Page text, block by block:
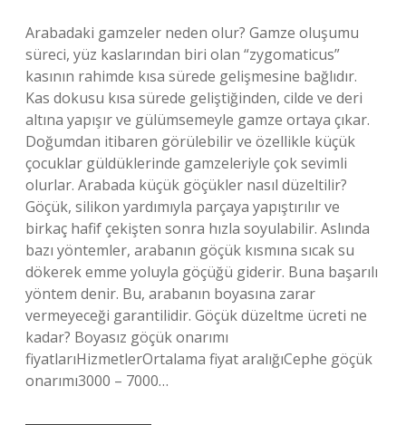
Arabadaki gamzeler neden olur? Gamze oluşumu
süreci, yüz kaslarından biri olan “zygomaticus”
kasının rahimde kısa sürede gelişmesine bağlıdır.
Kas dokusu kısa sürede geliştiğinden, cilde ve deri
altına yapışır ve gülümsemeyle gamze ortaya çıkar.
Doğumdan itibaren görülebilir ve özellikle küçük
çocuklar güldüklerinde gamzeleriyle çok sevimli
olurlar. Arabada küçük göçükler nasıl düzeltilir?
Göçük, silikon yardımıyla parçaya yapıştırılır ve
birkaç hafif çekişten sonra hızla soyulabilir. Aslında
bazı yöntemler, arabanın göçük kısmına sıcak su
dökerek emme yoluyla göçüğü giderir. Buna başarılı
yöntem denir. Bu, arabanın boyasına zarar
vermeyeceği garantilidir. Göçük düzeltme ücreti ne
kadar? Boyasız göçük onarımı
fiyatlarıHizmetlerOrtalama fiyat aralığıCephe göçük
onarımı3000 – 7000…